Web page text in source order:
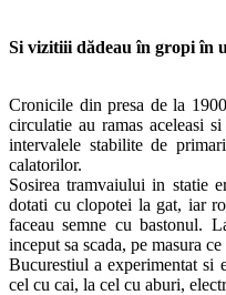
Si vizitiii dădeau în gropi în
Cronicile din presa de la
circulatie au ramas aceleasi
intervalele stabilite de
calatorilor.
Sosirea tramvaiului in statie
dotati cu clopotei la gat, iar
faceau semne cu bastonul.
inceput sa scada, pe masura
Bucurestiul a experimentat si
cel cu cai, la cel cu aburi,